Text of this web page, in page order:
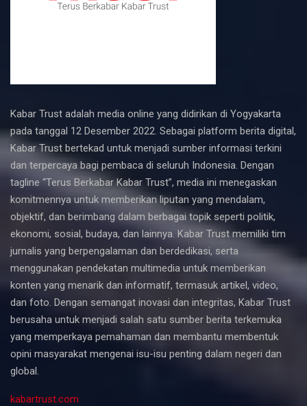
Kabar Trust adalah media online yang didirikan di Yogyakarta
pada tanggal 12 Desember 2022. Sebagai platform berita digital,
Kabar Trust bertekad untuk menjadi sumber informasi terkini
dan terpercaya bagi pembaca di seluruh Indonesia. Dengan
tagline “Terus Berkabar Kabar Trust”, media ini menegaskan
komitmennya untuk memberikan liputan yang mendalam,
objektif, dan berimbang dalam berbagai topik seperti politik,
ekonomi, sosial, budaya, dan lainnya. Kabar Trust memiliki tim
jurnalis yang berpengalaman dan berdedikasi, serta
menggunakan pendekatan multimedia untuk memberikan
konten yang menarik dan informatif, termasuk artikel, video,
dan foto. Dengan semangat inovasi dan integritas, Kabar Trust
berusaha untuk menjadi salah satu sumber berita terkemuka
yang memperkaya pemahaman dan membantu membentuk
opini masyarakat mengenai isu-isu penting dalam negeri dan
global.
kabartrust.com